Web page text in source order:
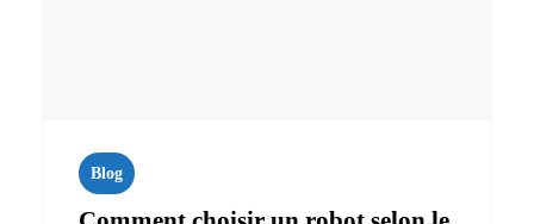
Blog